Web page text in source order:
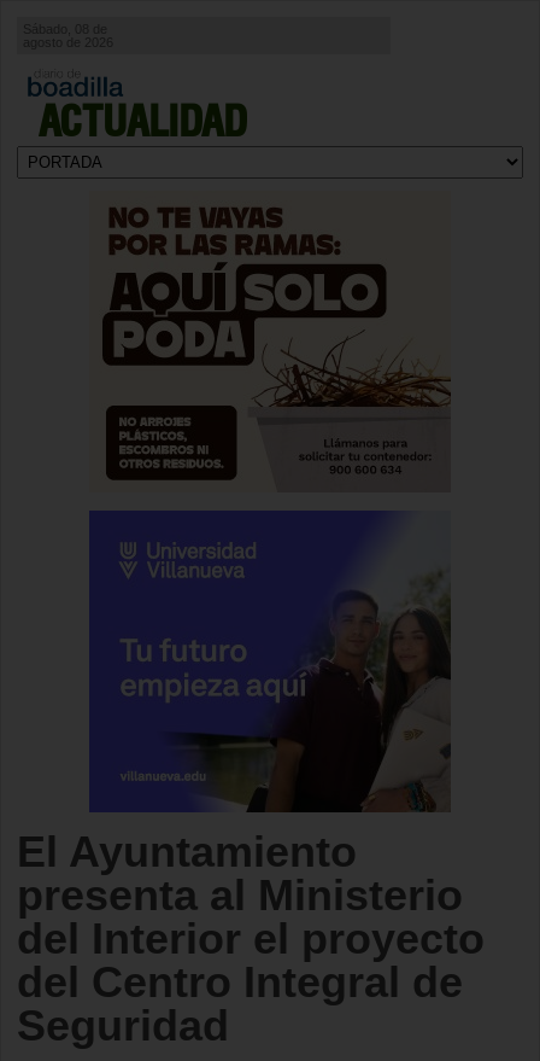
ACTUALIDAD
Sábado, 08 de
agosto de 2026
El Ayuntamiento
presenta al Ministerio
del Interior el proyecto
del Centro Integral de
Seguridad